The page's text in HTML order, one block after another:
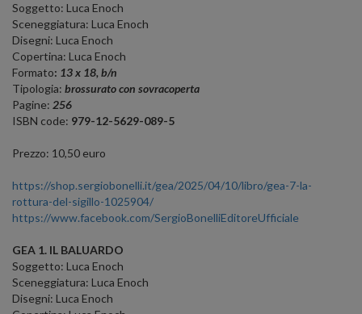
Soggetto: Luca Enoch
Sceneggiatura: Luca Enoch
Disegni: Luca Enoch
Copertina: Luca Enoch
Formato: 13 x 18, b/n
Tipologia: brossurato con sovracoperta
Pagine: 256
ISBN code: 979-12-5629-089-5
Prezzo: 10,50 euro
https://shop.sergiobonelli.it/gea/2025/04/10/libro/gea-7-la-
rottura-del-sigillo-1025904/
https://www.facebook.com/SergioBonelliEditoreUfficiale
GEA 1. IL BALUARDO
Soggetto: Luca Enoch
Sceneggiatura: Luca Enoch
Disegni: Luca Enoch